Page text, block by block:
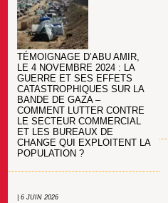
TÉMOIGNAGE D’ABU AMIR,
LE 4 NOVEMBRE 2024 : LA
GUERRE ET SES EFFETS
CATASTROPHIQUES SUR LA
BANDE DE GAZA –
COMMENT LUTTER CONTRE
LE SECTEUR COMMERCIAL
ET LES BUREAUX DE
CHANGE QUI EXPLOITENT LA
POPULATION ?
| 6 JUIN 2026